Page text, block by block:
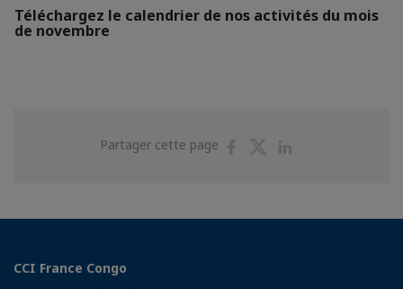
Téléchargez le calendrier de nos activités du mois
de novembre
Partager cette page
PartagerPartager
CCI France Congo